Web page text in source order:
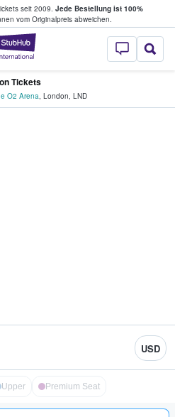
seit 2009. Jede Bestellung ist 100%
vom Originalpreis abweichen.
StubHub - Wo
verkaufen
Tickets
O2 Arena, London, LND
USD
Upper Premium Seat